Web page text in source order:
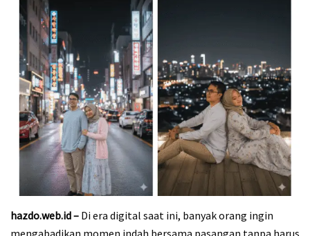
hazdo.web.id – Di era digital saat ini, banyak orang ingin